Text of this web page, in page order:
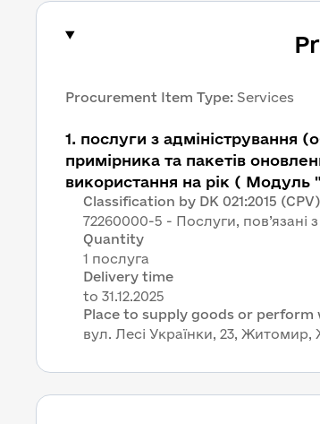
Procurement Item Type: Services
1. послуги з адміністрування
примірника та пакетів
використання на рік ( Модуль
Classification by DK 021:2015 (CPV)
72260000-5 - Послуги,
Quantity
1 послуга
Delivery time
Place to supply goods or perform
вул. Лесі Українки, 23,